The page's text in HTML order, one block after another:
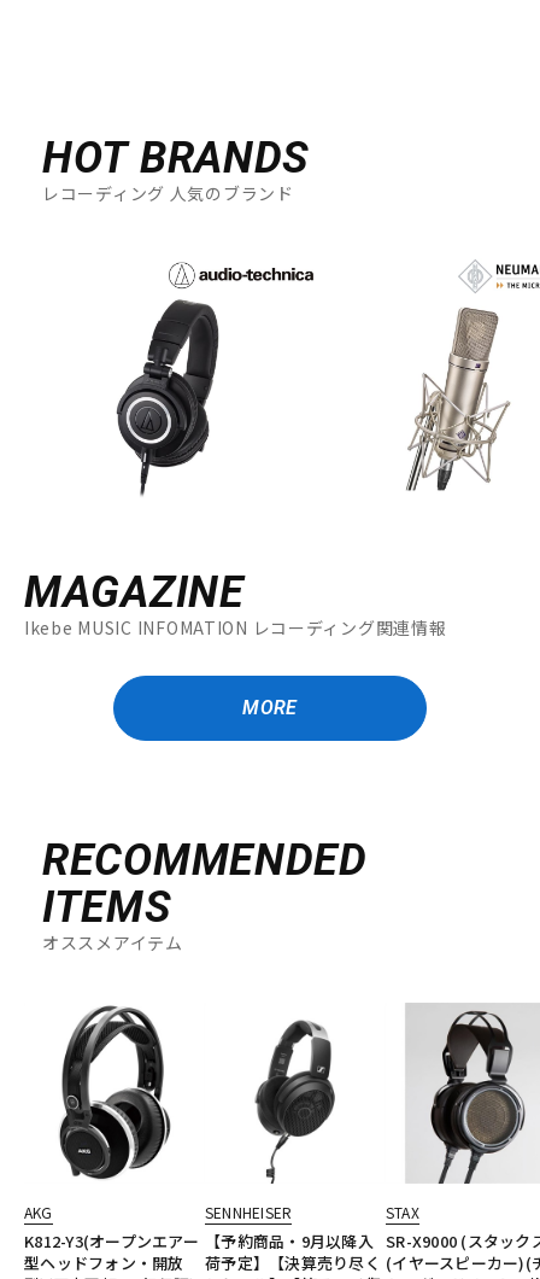
HOT BRANDS
レコーディング 人気のブランド
MAGAZINE
Ikebe MUSIC INFOMATION レコーディング関連情報
MORE
RECOMMENDED
ITEMS
オススメアイテム
AKG
K812-Y3(オープンエアー
型ヘッドフォン・開放
SENNHEISER
【予約商品・9月以降入
荷予定】【決算売り尽く
STAX
SR-X9000 (スタック
(イヤースピーカー)(